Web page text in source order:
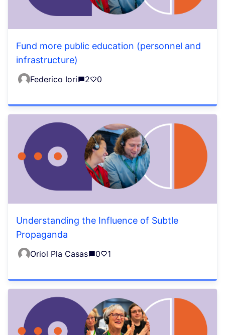
Fund more public education (personnel and
infrastructure)
Federico Iori 2 0
Understanding the Influence of Subtle
Propaganda
Oriol Pla Casas 0 1